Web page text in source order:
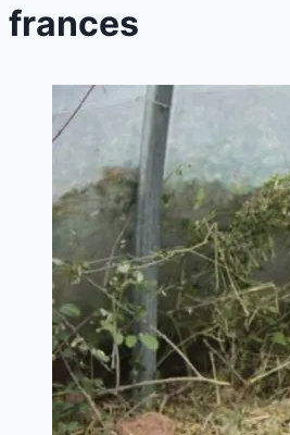
frances